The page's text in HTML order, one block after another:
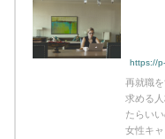
https://
再就職
求める
たらい
女性キ